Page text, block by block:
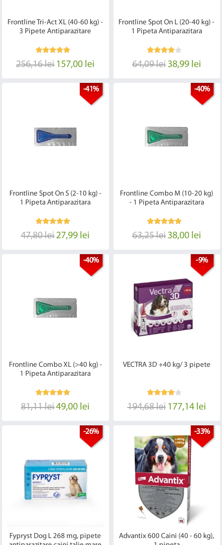
Frontline Tri-Act XL (40-60 kg) -
3 Pipete Antiparazitare
256,16 lei 157,00 lei
Frontline Spot On L (20-40 kg) -
1 Pipeta Antiparazitara
64,09 lei 38,99 lei
-41%
Frontline Spot On S (2-10 kg) -
1 Pipeta Antiparazitara
47,80 lei27,99 lei
-40%
Frontline Combo M (10-20 kg)
- 1 Pipeta Antiparazitara
63,25 lei 38,00 lei
-40%
Frontline Combo XL (>40 kg) -
1 Pipeta Antiparazitara
81,11 lei49,00 lei
-9%
VECTRA 3D +40 kg/ 3 pipete
194,68 lei 177,14 lei
-26%
Fypryst Dog L 268 mg, pipete
-33%
Advantix 600 Caini (40 - 60 kg),